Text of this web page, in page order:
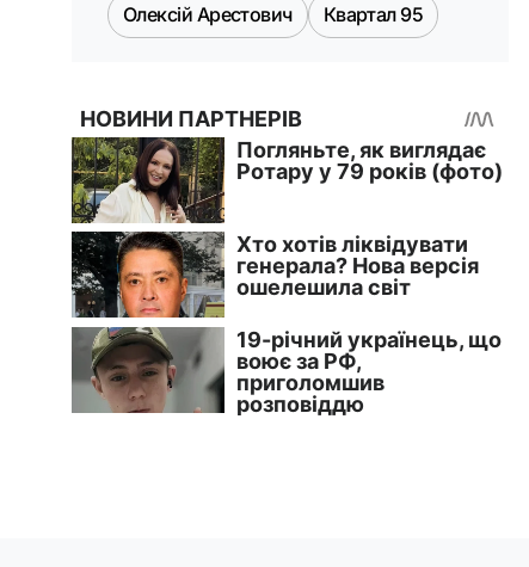
Олексій Арестович Квартал 95